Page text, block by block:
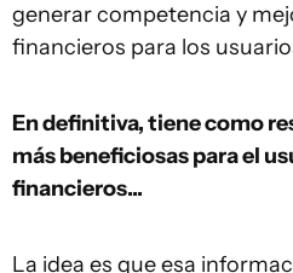
generar competencia y
financieros para los
En definitiva, tiene como
más beneficiosas para el
financieros...
La idea es que esa